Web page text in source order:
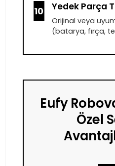
10 Yedek Parça
Orijinal veya
(batarya, fırça,
Eufy
Özel